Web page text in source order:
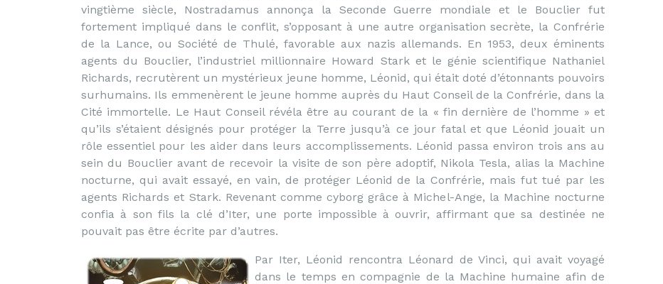
vingtième siècle, Nostradamus annonça la Seconde Guerre mondiale et le Bouclier fut
fortement impliqué dans le conflit, s’opposant à une autre organisation secrète, la Confrérie
de la Lance, ou Société de Thulé, favorable aux nazis allemands. En 1953, deux éminents
agents du Bouclier, l’industriel millionnaire Howard Stark et le génie scientifique Nathaniel
Richards, recrutèrent un mystérieux jeune homme, Léonid, qui était doté d’étonnants pouvoirs
surhumains. Ils emmenèrent le jeune homme auprès du Haut Conseil de la Confrérie, dans la
Cité immortelle. Le Haut Conseil révéla être au courant de la « fin dernière de l’homme » et
qu’ils s’étaient désignés pour protéger la Terre jusqu’à ce jour fatal et que Léonid jouait un
rôle essentiel pour les aider dans leurs accomplissements. Léonid passa environ trois ans au
sein du Bouclier avant de recevoir la visite de son père adoptif, Nikola Tesla, alias la Machine
nocturne, qui avait essayé, en vain, de protéger Léonid de la Confrérie, mais fut tué par les
agents Richards et Stark. Revenant comme cyborg grâce à Michel-Ange, la Machine nocturne
confia à son fils la clé d’Iter, une porte impossible à ouvrir, affirmant que sa destinée ne
pouvait pas être écrite par d’autres.
Par Iter, Léonid rencontra Léonard de Vinci, qui avait voyagé
dans le temps en compagnie de la Machine humaine afin de